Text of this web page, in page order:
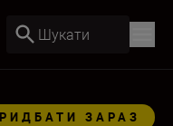
Шукати
ЗАРАЗ